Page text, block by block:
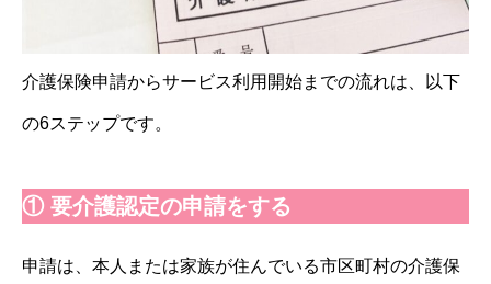
介護保険申請からサービス利用開始までの流れは、以下
の6ステップです。
① 要介護認定の申請をする
申請は、本人または家族が住んでいる市区町村の介護保